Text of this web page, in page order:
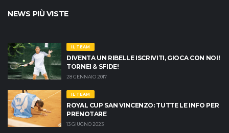
NEWS PIÙ VISTE
IL TEAM
DIVENTA UN RIBELLE ISCRIVITI, GIOCA CON NOI!
TORNEI & SFIDE!
28 GENNAIO 2017
IL TEAM
ROYAL CUP SAN VINCENZO: TUTTE LE INFO PER
PRENOTARE
13 GIUGNO 2023